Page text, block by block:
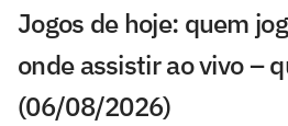
Jogos de hoje: quem
onde assistir ao vivo –
(06/08/2026)